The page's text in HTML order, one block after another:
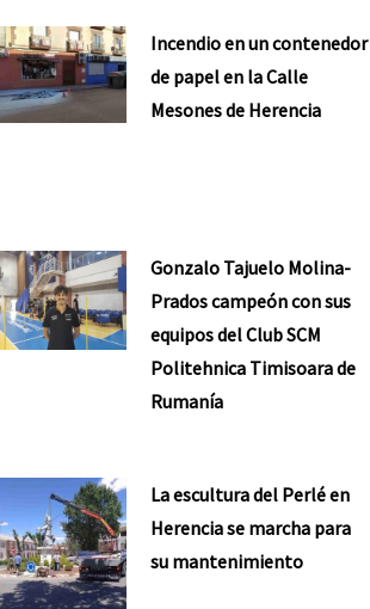
Incendio en un contenedor
de papel en la Calle
Mesones de Herencia
Gonzalo Tajuelo Molina-
Prados campeón con sus
equipos del Club SCM
Politehnica Timisoara de
Rumanía
La escultura del Perlé en
Herencia se marcha para
su mantenimiento